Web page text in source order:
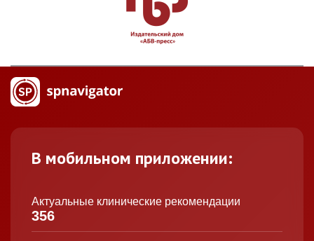
В мобильном приложении:
Актуальные клинические рекомендации
356